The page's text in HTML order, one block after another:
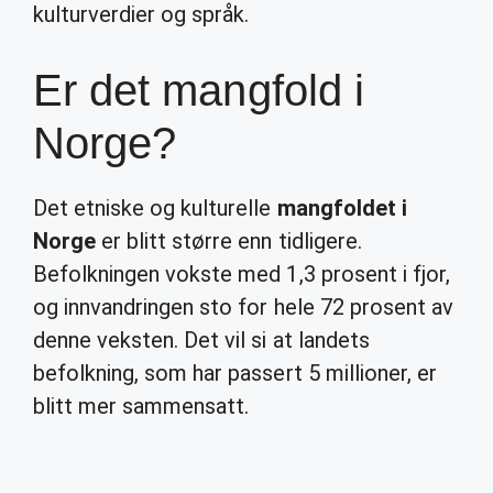
kulturverdier og språk.
Er det mangfold i
Norge?
Det etniske og kulturelle mangfoldet i
Norge er blitt større enn tidligere.
Befolkningen vokste med 1,3 prosent i fjor,
og innvandringen sto for hele 72 prosent av
denne veksten. Det vil si at landets
befolkning, som har passert 5 millioner, er
blitt mer sammensatt.